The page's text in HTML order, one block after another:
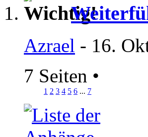
Azrael - 16.
7 Seiten •
1 2 3 4 5 6 ... 7